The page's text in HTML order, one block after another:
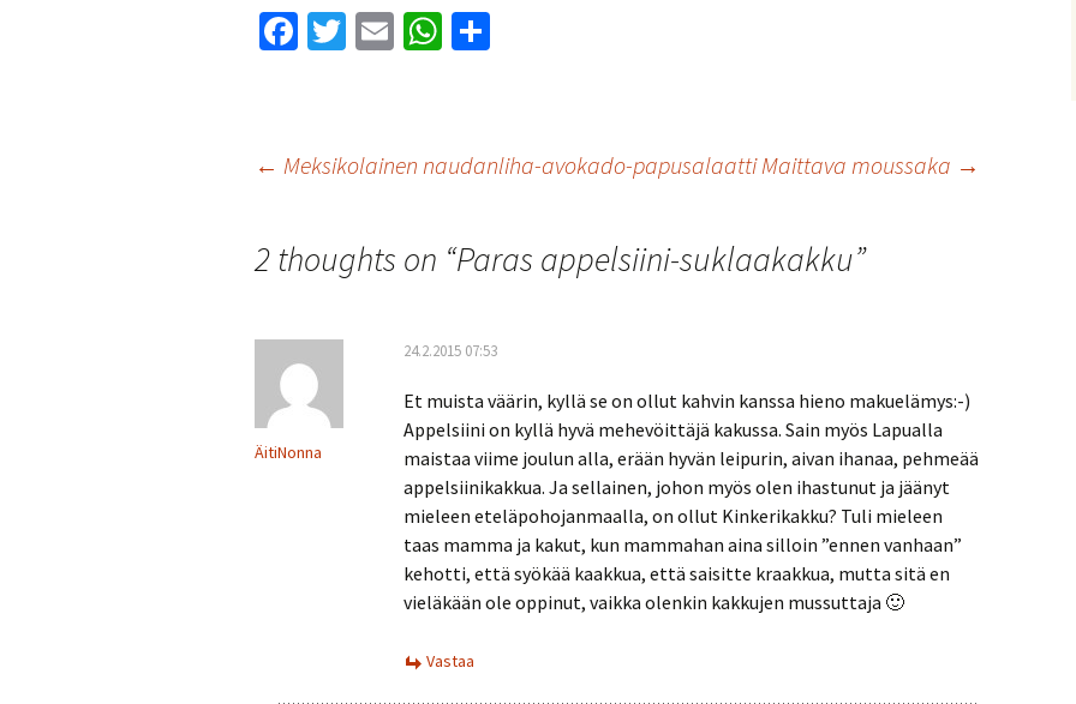
Fa
o
o
T
er
E
W
sA
p
e
Artikkelien
← Meksikolainen naudanliha-avokado-papusalaatti Maittava moussaka →
2 thoughts on “Paras appelsiini-suklaakakku”
ÄitiNonna
24.2.2015 07:53
Et muista väärin, kyllä se on ollut kahvin kanssa hieno makuelämys:-)
Appelsiini on kyllä hyvä mehevöittäjä kakussa. Sain myös Lapualla
maistaa viime joulun alla, erään hyvän leipurin, aivan ihanaa, pehmeää
appelsiinikakkua. Ja sellainen, johon myös olen ihastunut ja jäänyt
mieleen eteläpohojanmaalla, on ollut Kinkerikakku? Tuli mieleen
taas mamma ja kakut, kun mammahan aina silloin ”ennen vanhaan”
kehotti, että syökää kaakkua, että saisitte kraakkua, mutta sitä en
vieläkään ole oppinut, vaikka olenkin kakkujen mussuttaja 🙂
Vastaa